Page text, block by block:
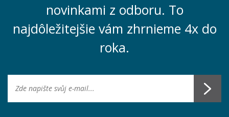
novinkami z odboru. To
najdôležitejšie vám zhrnieme 4x do
roka.